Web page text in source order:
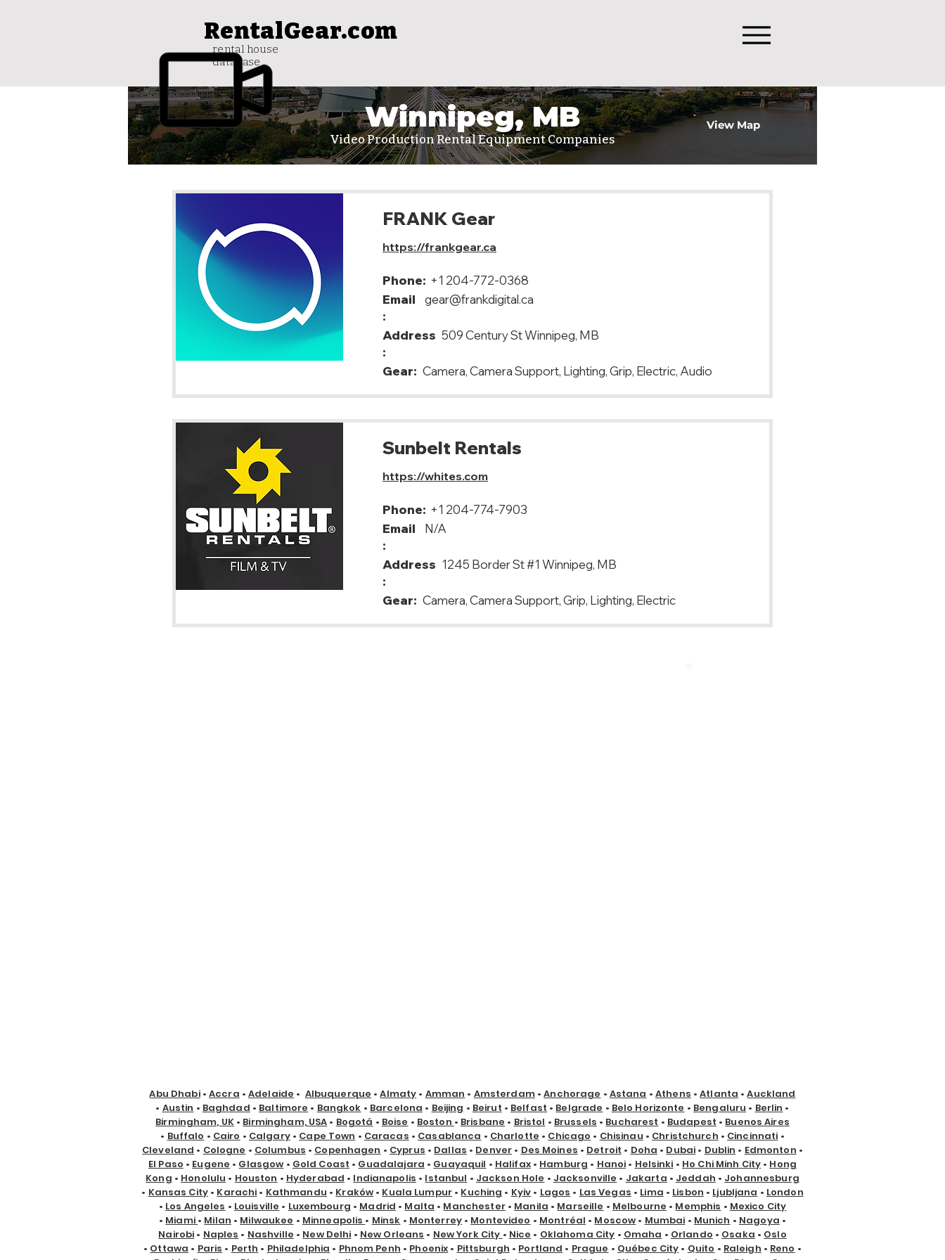
RentalGear.com
rental house
database
Winnipeg, MB View Map
Video Production Rental Equipment Companies
FRANK Gear
https://frankgear.ca
Phone: +1 204-772-0368
Email
:
gear@frankdigital.ca
Address
:
509 Century St Winnipeg, MB
Gear: Camera, Camera Support, Lighting, Grip, Electric, Audio
Sunbelt Rentals
https://whites.com
Phone: +1 204-774-7903
Email
:
N/A
Address
:
1245 Border St #1 Winnipeg, MB
Gear: Camera, Camera Support, Grip, Lighting, Electric
Abu Dhabi•Accra •Adelaide • Albuquerque •Almaty • Amman • Amsterdam•Anchorage • Astana • Athens •Atlanta •Auckland
• Austin • Baghdad • Baltimore • Bangkok • Barcelona • Beijing • Beirut • Belfast • Belgrade • Belo Horizonte • Bengaluru • Berlin •
Birmingham, UK• Birmingham, USA • Bogotá • Boise • Boston • Brisbane • Bristol • Brussels • Bucharest • Budapest • Buenos Aires
• Buffalo • Cairo • Calgary• Cape Town • Caracas • Casablanca • Charlotte • Chicago • Chisinau • Christchurch • Cincinnati •
Cleveland • Cologne • Columbus • Copenhagen • Cyprus • Dallas • Denver • Des Moines • Detroit • Doha • Dubai • Dublin • Edmonton •
El Paso • Eugene • Glasgow • Gold Coast • Guadalajara • Guayaquil • Halifax• Hamburg • Hanoi • Helsinki • Ho Chi Minh City • Hong
Kong • Honolulu • Houston • Hyderabad • Indianapolis • Istanbul • Jackson Hole • Jacksonville • Jakarta • Jeddah • Johannesburg
• Kansas City • Karachi • Kathmandu • Kraków • Kuala Lumpur • Kuching • Kyiv • Lagos • Las Vegas • Lima • Lisbon • Ljubljana • London
• Los Angeles • Louisville • Luxembourg • Madrid • Malta • Manchester• Manila • Marseille • Melbourne • Memphis • Mexico City
• Miami • Milan • Milwaukee • Minneapolis • Minsk • Monterrey• Montevideo • Montréal • Moscow • Mumbai • Munich • Nagoya •
Nairobi • Naples • Nashville • New Delhi • New Orleans • New York City • Nice • Oklahoma City • Omaha • Orlando • Osaka • Oslo
• Ottawa • Paris • Perth • Philadelphia • Phnom Penh • Phoenix • Pittsburgh • Portland • Prague • Québec City • Quito • Raleigh • Reno •